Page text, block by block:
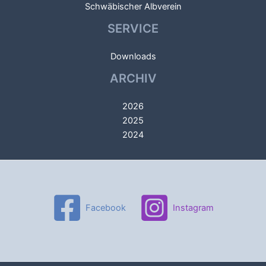
Schwäbischer Albverein
SERVICE
Downloads
ARCHIV
2026
2025
2024
Facebook Instagram